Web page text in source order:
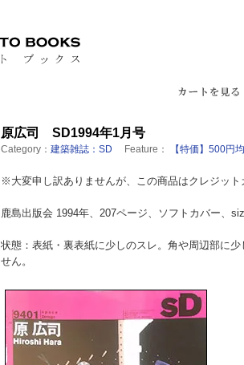
原広司 SD1994年1月号
Category： 建築雑誌：SD Feature： 【特価】500円
※大変申し訳ありませんが、この商品はクレジット
鹿島出版会 1994年、207ページ、ソフトカバー、
状態：表紙・裏表紙に少しのスレ。角や周辺部に
せん。